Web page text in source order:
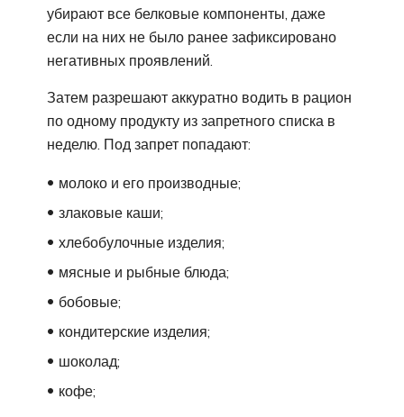
убирают все белковые компоненты, даже
если на них не было ранее зафиксировано
негативных проявлений.
Затем разрешают аккуратно водить в рацион
по одному продукту из запретного списка в
неделю. Под запрет попадают:
молоко и его производные;
злаковые каши;
хлебобулочные изделия;
мясные и рыбные блюда;
бобовые;
кондитерские изделия;
шоколад;
кофе;